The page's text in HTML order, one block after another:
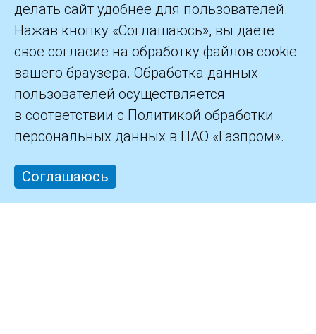
©2026 ПАО «Газпром»
Контакты
делать сайт удобнее для пользователей.
Нажав кнопку «Соглашаюсь», вы даете
свое согласие на обработку файлов cookie
вашего браузера. Обработка данных
пользователей осуществляется
в соответствии с Политикой обработки
персональных данных в ПАО «Газпром».
Соглашаюсь